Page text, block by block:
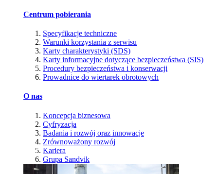
Centrum pobierania
Specyfikacje techniczne
Warunki korzystania z serwisu
Karty charakterystyki (SDS)
Karty informacyjne dotyczące bezpieczeństwa (SIS)
Procedury bezpieczeństwa i konserwacji
Prowadnice do wiertarek obrotowych
O nas
Koncepcja biznesowa
Cyfryzacja
Badania i rozwój oraz innowacje
Zrównoważony rozwój
Kariera
Grupa Sandvik